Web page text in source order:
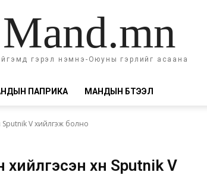
Mand.mn
гэрэл нэмнэ-Оюуны гэрлийг асаана
ПАПРИКА МАНДЫН БҮТЭЭЛ
Sputnik V хийлгэж болно
хүн Sputnik V